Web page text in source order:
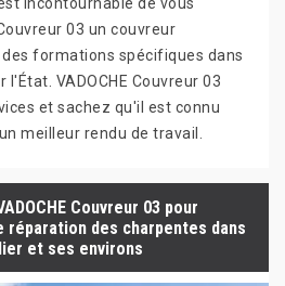
03 un couvreur
formations spécifiques dans
VADOCHE Couvreur 03
et sachez qu'il est connu
meilleur rendu de travail.
Couvreur 03 pour
réparation des charpentes dans
et ses environs